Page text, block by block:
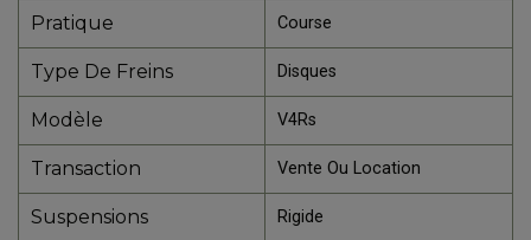
Pratique Course
Type De Freins Disques
Modèle V4Rs
Transaction Vente Ou Location
Suspensions Rigide